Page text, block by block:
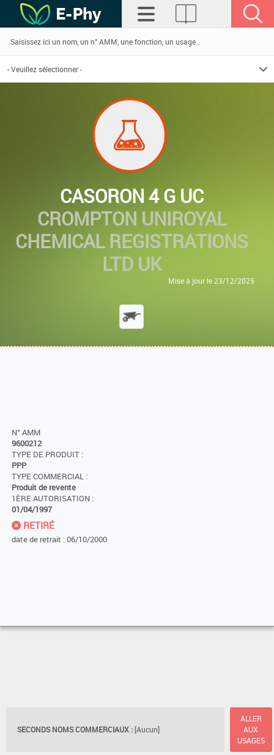
CASORON 4 G UC
CROMPTON UNIROYAL
CHEMICAL REGISTRATIONS
LTD UK
Mise à jour le 23/12/2025
N° AMM
9600212
TYPE DE PRODUIT :
PPP
TYPE COMMERCIAL :
Produit de revente
1ÈRE AUTORISATION :
01/04/1997
RETIRÉ
date de retrait : 06/10/2000
SECONDS NOMS COMMERCIAUX : [Aucun]
ALLER
AUX
USAGES